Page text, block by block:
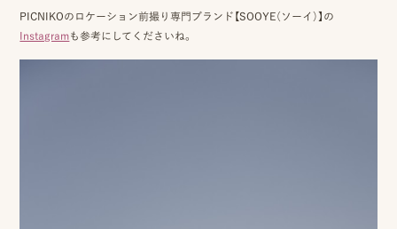
PICNIKOのロケーション前撮り専門ブランド【SOOYE（ソーイ）】の
Instagramも参考にしてくださいね。